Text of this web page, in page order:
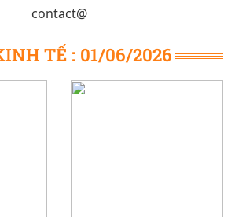
contact@
TẾ : 01/06/2026